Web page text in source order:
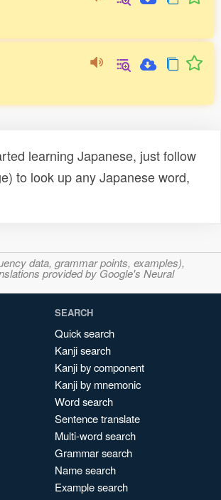
learning Japanese, just follow
to look up any Japanese word,
data, grammar points, examples),
provided by Google's Neural
SEARCH
Quick search
Kanji search
Kanji by component
Kanji by mnemonic
Word search
Sentence translate
Multi-word search
Grammar search
Name search
Example search